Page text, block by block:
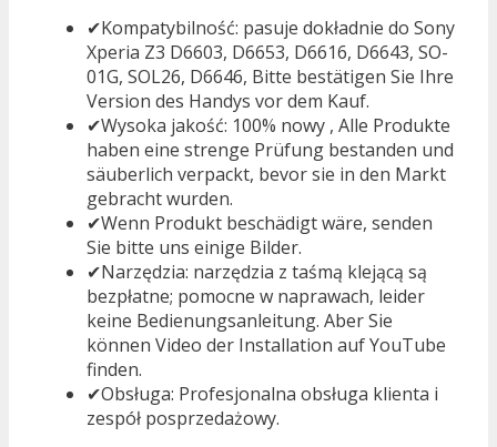
✔Kompatybilność: pasuje dokładnie do Sony
Xperia Z3 D6603, D6653, D6616, D6643, SO-
01G, SOL26, D6646, Bitte bestätigen Sie Ihre
Version des Handys vor dem Kauf.
✔Wysoka jakość: 100% nowy , Alle Produkte
haben eine strenge Prüfung bestanden und
säuberlich verpackt, bevor sie in den Markt
gebracht wurden.
✔Wenn Produkt beschädigt wäre, senden
Sie bitte uns einige Bilder.
✔Narzędzia: narzędzia z taśmą klejącą są
bezpłatne; pomocne w naprawach, leider
keine Bedienungsanleitung. Aber Sie
können Video der Installation auf YouTube
finden.
✔Obsługa: Profesjonalna obsługa klienta i
zespół posprzedażowy.